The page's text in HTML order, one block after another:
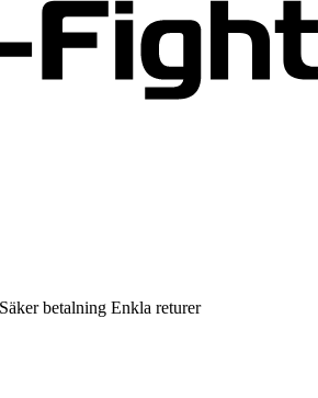
Säker betalning Enkla returer